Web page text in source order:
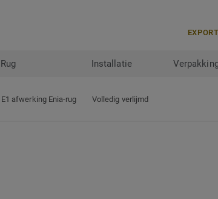
Rug Installatie
E1 afwerking Enia-rug Volledig verlijmd